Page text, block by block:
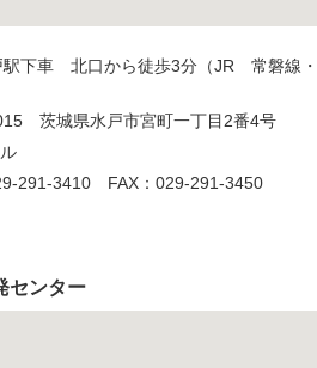
下車 北口から徒歩3分（JR 常磐線・
茨城県水戸市宮町一丁目2番4号
291-3410 FAX：029-291-3450
センター